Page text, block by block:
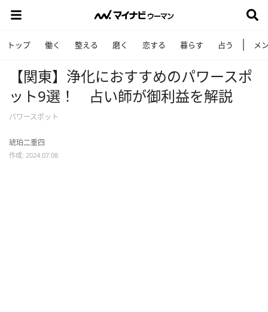
トップ 働く 整える 磨く 恋する 暮らす 占う メ
【関東】浄化におすすめのパワースポ
ット9選！ 占い師が御利益を解説
パワースポット
琥珀二重四
作成: 2024.07.08